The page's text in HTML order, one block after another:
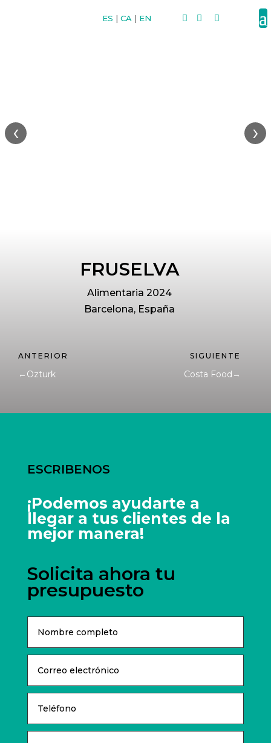
  
ES | CA | EN
‹ ›
FRUSELVA
Alimentaria 2024
Barcelona, España
← Ozturk Costa Food →
ESCRIBENOS
¡Podemos ayudarte a
llegar a tus clientes de la
mejor manera!
Solicita ahora tu
presupuesto